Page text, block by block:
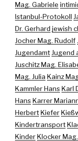
Mag. Gabriele
Istanbul-Protokoll
Dr. Gerhard jewish
Jocher Mag. Rudolf
Jugendamt Jugend
Juschitz Mag.
Mag. Julia Kainz
Kammler HansKarl
HansKarrer
HerbertKiefer
Kindertransport
KinderKlocker